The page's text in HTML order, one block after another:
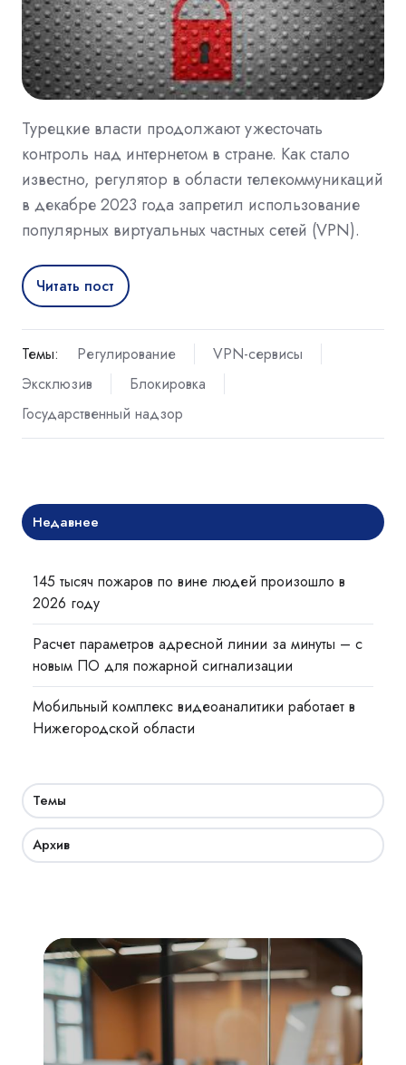
Турецкие власти продолжают ужесточать
контроль над интернетом в стране. Как стало
известно, регулятор в области телекоммуникаций
в декабре 2023 года запретил использование
популярных виртуальных частных сетей (VPN).
Читать пост
Темы: Регулирование
VPN-сервисы
Эксклюзив
Блокировка
Государственный надзор
Недавнее
145 тысяч пожаров по вине людей произошло в
2026 году
Расчет параметров адресной линии за минуты – с
новым ПО для пожарной сигнализации
Мобильный комплекс видеоаналитики работает в
Нижегородской области
Темы
Архив
Академия
СКУД:
мобильный
доступ,
бесконтактная